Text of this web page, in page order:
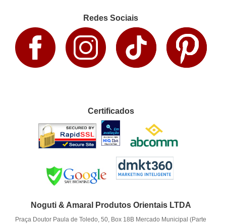
Redes Sociais
Certificados
Noguti & Amaral Produtos Orientais LTDA
Praça Doutor Paula de Toledo, 50, Box 18B Mercado Municipal (Parte